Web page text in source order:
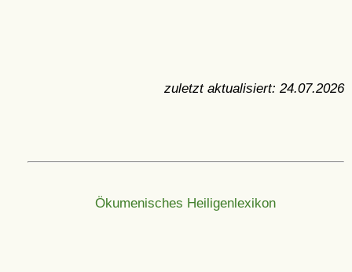
zuletzt aktualisiert: 24.07.2026
Ökumenisches Heiligenlexikon